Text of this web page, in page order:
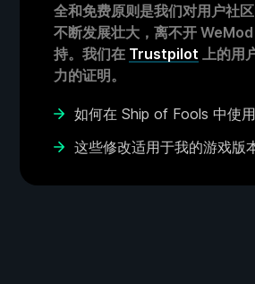
全和免费原则是我们对用户社
不断发展壮大，离不开
持。我们在 Trustpilot 上的用
力的证明。
如何在 Ship of Fools 中使
这些修改适用于我的游戏版